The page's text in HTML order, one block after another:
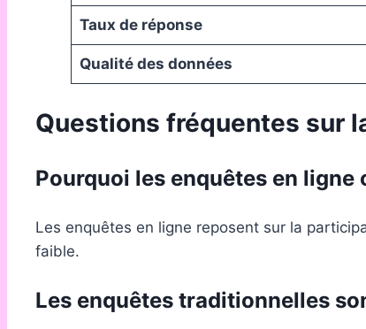
Taux de réponse
Qualité des données
Questions fréquentes sur
Pourquoi les enquêtes en
Les enquêtes en ligne reposent sur la
faible.
Les enquêtes traditionnelles